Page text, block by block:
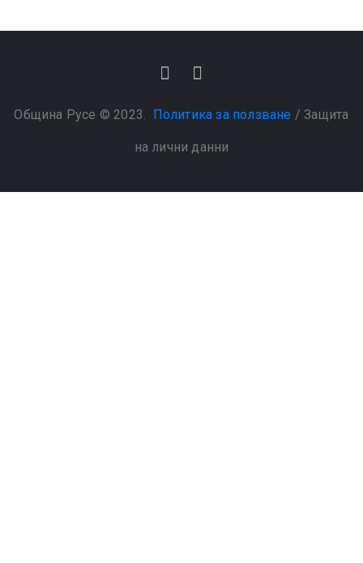
Община Русе © 2023. Политика за ползване / Защита
на лични данни